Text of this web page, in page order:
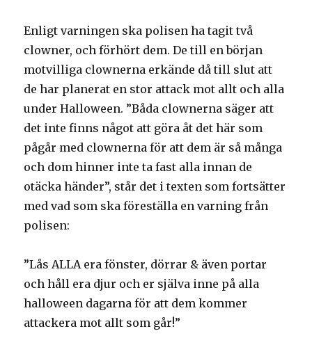
Enligt varningen ska polisen ha tagit två
clowner, och förhört dem. De till en början
motvilliga clownerna erkände då till slut att
de har planerat en stor attack mot allt och alla
under Halloween. ”Båda clownerna säger att
det inte finns något att göra åt det här som
pågår med clownerna för att dem är så många
och dom hinner inte ta fast alla innan de
otäcka händer”, står det i texten som fortsätter
med vad som ska föreställa en varning från
polisen:
”Lås ALLA era fönster, dörrar & även portar
och håll era djur och er själva inne på alla
halloween dagarna för att dem kommer
attackera mot allt som går!”